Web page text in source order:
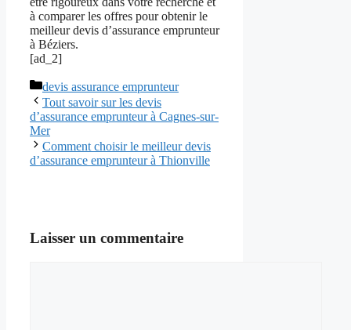
à comparer les offres pour obtenir le
meilleur devis d’assurance emprunteur
à Béziers.
[ad_2]
Catégories
devis assurance emprunteur
Tout savoir sur les devis
d’assurance emprunteur à Cagnes-sur-
Mer
Comment choisir le meilleur devis
d’assurance emprunteur à Thionville
Laisser un commentaire